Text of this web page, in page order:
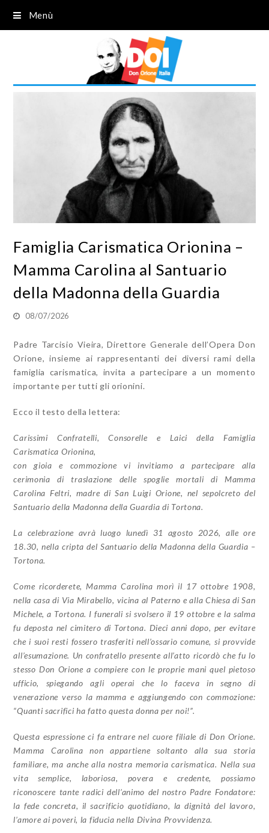
Menù
Famiglia Carismatica Orionina –
Mamma Carolina al Santuario
della Madonna della Guardia
08/07/2026
Padre Tarcisio Vieira, Direttore Generale dell’Opera Don
Orione, insieme ai rappresentanti dei diversi rami della
famiglia carismatica, invita a partecipare a un momento
importante per tutti gli orionini.
Ecco il testo della lettera:
Carissimi Confratelli, Consorelle e Laici della Famiglia
Carismatica Orionina,
con gioia e commozione vi invitiamo a partecipare alla
cerimonia di traslazione delle spoglie mortali di Mamma
Carolina Feltri, madre di San Luigi Orione, nel sepolcreto del
Santuario della Madonna della Guardia di Tortona.
La celebrazione avrà luogo lunedì 31 agosto 2026, alle ore
18.30, nella cripta del Santuario della Madonna della Guardia –
Tortona.
Come ricorderete, Mamma Carolina morì il 17 ottobre 1908,
nella casa di Via Mirabello, vicina al Paterno e alla Chiesa di San
Michele, a Tortona. I funerali si svolsero il 19 ottobre e lasalma
fu deposta nel cimitero di Tortona. Dieci anni dopo, per evitare
che i suoi resti fosserotrasferiti nell’ossario comune, si provvide
all’esumazione. Un confratello presente all’atto ricordò che fu lo
stesso Don Orione a compiere con le proprie mani quel pietoso
ufficio, spiegando agli operai che lo faceva in segno di
venerazione verso la mamma e aggiungendo con commozione:
“Quanti sacrifici ha fatto questa donna per noi!”.
Questa espressione ci fa entrare nel cuore filiale di Don Orione.
Mamma Carolina nonappartiene soltanto alla sua storia
familiare, ma anche alla nostra memoria carismatica. Nellasua
vita semplice, laboriosa, povera e credente, possiamo
riconoscere tante radici dell’animo del nostro Padre Fondatore:
la fede concreta, il sacrificio quotidiano, la dignità del lavoro,
l’amore ai poveri, la fiducia nella Divina Provvidenza.